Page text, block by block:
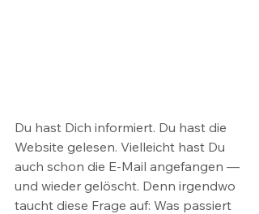
Du hast Dich informiert. Du hast die
Website gelesen. Vielleicht hast Du
auch schon die E-Mail angefangen —
und wieder gelöscht. Denn irgendwo
taucht diese Frage auf: Was passiert